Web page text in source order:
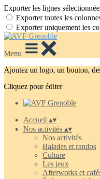
Exporter les lignes
Exporter toutes les
Exporter uniquement les
Menu
Ajoutez un logo, un bouton,
Cliquez pour éditer
Accueil ▴▾
Nos activités ▴▾
Nos activités
Balades et randos
Culture
Les jeux
Afterworks et